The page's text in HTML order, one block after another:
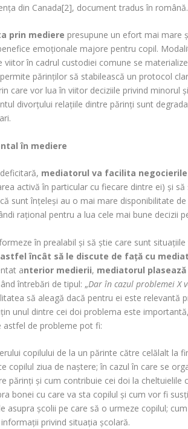
din Canada[2], document tradus în română.
prin mediere presupune un efort mai mare
emoționale majore pentru copil.
viitor în cadrul custodiei comune se
părinților să stabilească un protocol
care vor lua în viitor deciziile privind minorul
divorțului relațiile dintre părinți sunt
în mediere
mediatorul va facilita
activă în particular cu fiecare dintre ei) și
sunt înțeleși au o mai mare disponibilitate
rațional pentru a lua cele mai bune decizii
în prealabil și să știe care sunt
astfel încât să le discute de față cu
anterior medierii, mediatorul
întrebări de tipul: „Dar în cazul problemei X
să aleagă dacă pentru ei este relevantă
unul dintre cei doi problema este
astfel de probleme pot fi:
copilului de la un părinte către celălalt la
copilul ziua de naștere; în cazul în care se
părinți și cum contribuie cei doi la cheltuielile
bonei cu care va sta copilul și cum vor fi
asupra școlii pe care să o urmeze copilul;
privind situația școlară.